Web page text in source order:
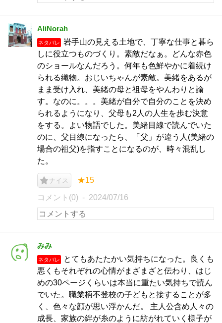
AliNorah
ネタバレ
岩手山の見える土地で、丁寧な仕事と暮ら
しに役立つものづくり。素敵だなぁ。どんな赤色
のショールなんだろう。何年も色鮮やかに着続け
られる織物。おじいちゃんが素敵。美緒をあるが
まま受け入れ、美緒の母と祖母をやんわりと諭
す。なのに。。。美緒が自分で自分のことを決め
られるようになり、父母も2人の人生を歩む決意
をする。よい物語でした。美緒目線で読んでいた
のに、父目線になったら、「父」が違う人(美緒の
場合の祖父)を指すことになるのが、時々混乱し
た。
ナイス ★15
コメント(0) 2024/07/16
みみ
ネタバレ
とてもあたたかい気持ちになった。良くも
悪くもそれぞれの心情がまざまざと伝わり、はじ
めの30ページくらいは本当に重たい気持ちで読ん
でいた。職業柄不登校の子どもと接することが多
く、色々な顔が思い浮かんだ。 主人公含め人々の
成長、家族の絆が糸のように紡がれていく様子が